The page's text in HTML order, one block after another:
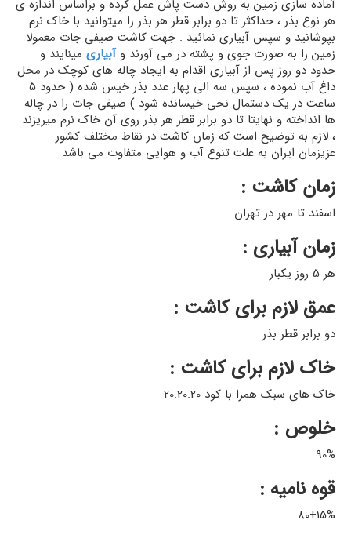
آماده سازی زمین به روش دست پاش عمل کرده و براساس اندازه ی
هر نوع بذر ، حداکثر تا دو برابر قطر هر بذر را میتوانید با خاک نرم
بپوشانید و سپس آبیاری نمائید . جهت کاشت صیفی جات معمولا
زمین را به صورت جوی و پشته در می آورند و آبیاری مینایند و
حدود دو روز پس از آبیاری اقدام به ایجاد چاله های کوچک در محل
داغ آب نموده ، سپس سه الی پهار عدد بذر خیس شده ( حدود 5
ساعت در یک دستمال نخی خیسانده شود ) صیفی جات را در چاله
ها انداخته و نهایتا تا دو برابر قطر هر بذر روی آن خاک نرم میریزند
، لازم به توضیح است که زمان کاشت در نقاط مختلف کشور
عزیزمان ایران به علت تنوع آب و هوایی متفاوت می باشد
زمان کاشت :
اسفند تا مهر در تهران
زمان آبیاری :
هر 5 روز یکبار
عمق لازم برای کاشت :
دو برابر قطر بذر
خاک لازم برای کاشت :
خاک های سبک همرا با کود 20.20.20
خلوص :
90%
قوه نامیه :
80+15%